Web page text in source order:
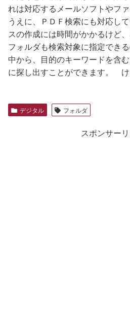
れは対応するメールソフトやフ
うえに、ＰＤＦ検索にも対応し
スの作成には時間がかかるけど
フォルダも検索対象に指定でき
中から、目的のキーワードを含
に探し出すことができます。 け
デジタル フォルダ
スポンサー